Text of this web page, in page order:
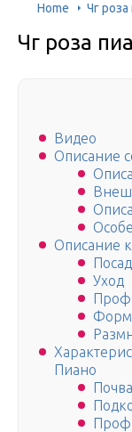
Home Чг роза
Чг роза
Видео
Описание
Описание
Уход
Пиано